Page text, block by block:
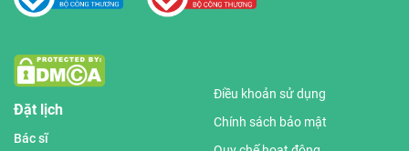
Đặt lịch
Bác sĩ
Điều khoản sử dụng
Chính sách bảo mật